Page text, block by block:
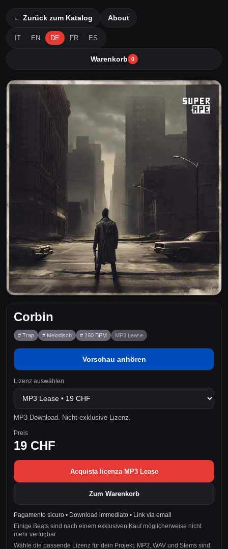
← Zurück zum Katalog About
IT EN DE FR ES
Warenkorb 0
Corbin
# Trap # Melodisch # 160 BPM MP3 Lease
Vorschau anhören
Lizenz auswählen
MP3 Download. Nicht-exklusive Lizenz.
Preis
19 CHF
Acquista licenza MP3 Lease
Zum Warenkorb
Pagamento sicuro • Download immediato • Link via email
Einige Beats sind nach einem exklusiven Kauf möglicherweise nicht
mehr verfügbar
Wähle die passende Lizenz für dein Projekt. MP3, WAV und Stems sind